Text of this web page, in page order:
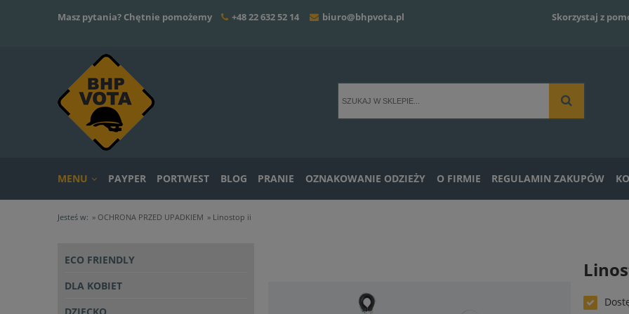
Masz pytania? Chętnie pomożemy +48 22 632 52 14 biuro@bhpvota.pl Skorzystaj z
MENU PAYPER PORTWEST BLOG PRANIE OZNAKOWANIE ODZIEŻY O FIRMIE REGULAMIN ZAKUPÓW
Jesteś w: » OCHRONA PRZED UPADKIEM » Linostop ii
ECO FRIENDLY
DLA KOBIET